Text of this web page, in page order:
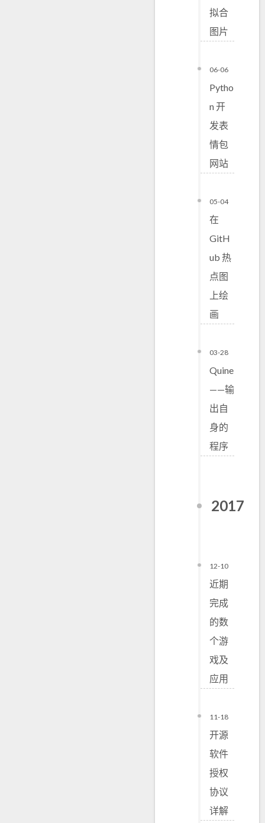
拟合
图片
06-06
Pytho
n 开
发表
情包
网站
05-04
在
GitH
ub 热
点图
上绘
画
03-28
Quine
——输
出自
身的
程序
2017
12-10
近期
完成
的数
个游
戏及
应用
11-18
开源
软件
授权
协议
详解